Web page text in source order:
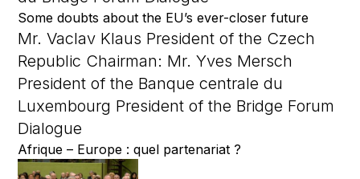
Some doubts about the EU’s ever-closer future
Mr. Vaclav Klaus President of the Czech
Republic Chairman: Mr. Yves Mersch
President of the Banque centrale du
Luxembourg President of the Bridge Forum
Dialogue
Afrique – Europe : quel partenariat ?